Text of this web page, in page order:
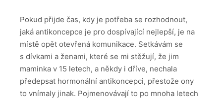
Pokud přijde čas, kdy je potřeba se rozhodnout,
jaká antikoncepce je pro dospívající nejlepší, je na
místě opět otevřená komunikace. Setkávám se
s dívkami a ženami, které se mi stěžují, že jim
maminka v 15 letech, a někdy i dříve, nechala
předepsat hormonální antikoncepci, přestože ony
to vnímaly jinak. Pojmenovávají to po mnoha letech